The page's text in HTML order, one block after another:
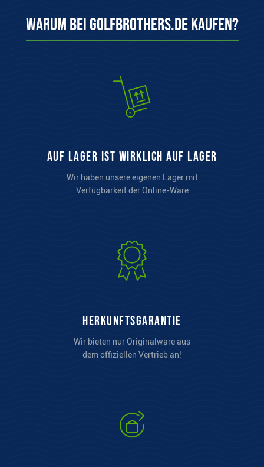
Warum bei Golfbrothers.de kaufen?
auf Lager ist wirklich auf Lager
Wir haben unsere eigenen Lager mit
Verfügbarkeit der Online-Ware
Herkunftsgarantie
Wir bieten nur Originalware aus
dem offiziellen Vertrieb an!